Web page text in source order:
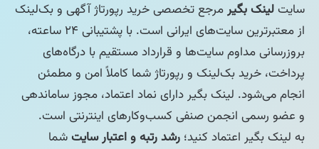
سایتلینک بگیرمرجع تخصصی خرید رپورتاژ آگهی و بک‌لینک
از معتبرترین سایت‌های ایرانی است. با پشتیبانی ۲۴ ساعته،
بروزرسانی مداوم سایت‌ها و قرارداد مستقیم با درگاه‌های
پرداخت، خرید بک‌لینک و رپورتاژ شما کاملاً امن و مطمئن
انجام می‌شود. لینک بگیر دارای نماد اعتماد، مجوز ساماندهی
و عضو رسمی انجمن صنفی کسب‌وکارهای اینترنتی است.
به لینک بگیر اعتماد کنید؛ رشد رتبه و اعتبار سایتشما